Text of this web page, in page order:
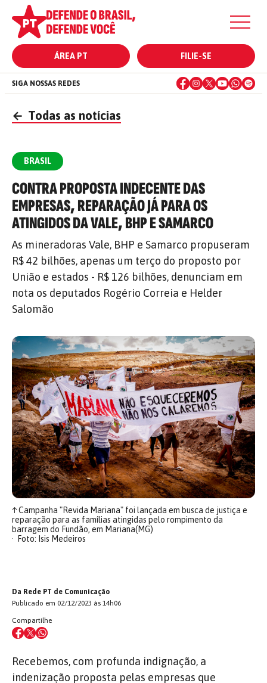
ÁREA PT FILIE-SE
SIGA NOSSAS REDES
← Todas as notícias
BRASIL
CONTRA PROPOSTA INDECENTE DAS
EMPRESAS, REPARAÇÃO JÁ PARA OS
ATINGIDOS DA VALE, BHP E SAMARCO
As mineradoras Vale, BHP e Samarco propuseram
R$ 42 bilhões, apenas um terço do proposto por
União e estados - R$ 126 bilhões, denunciam em
nota os deputados Rogério Correia e Helder
Salomão
↑Campanha "Revida Mariana" foi lançada em busca de justiça e
reparação para as famílias atingidas pelo rompimento da
barragem do Fundão, em Mariana(MG)
Foto: Isis Medeiros
Da Rede PT de Comunicação
Publicado em 02/12/2023 às 14h06
Compartilhe
Recebemos, com profunda indignação, a
indenização proposta pelas empresas que